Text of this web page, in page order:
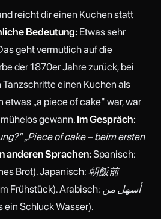
reicht dir einen Kuchen statt
Bedeutung: Etwas sehr
geht vermutlich auf die
der 1870er Jahre zurück, bei
einen Kuchen als
etwas „a piece of cake" war, war
gewann. Im Gespräch:
„Piece of cake – beim ersten
anderen Sprachen: Spanisch:
Brot). Japanisch: 朝飯前
Frühstück). Arabisch: أسهل من
ein Schluck Wasser).